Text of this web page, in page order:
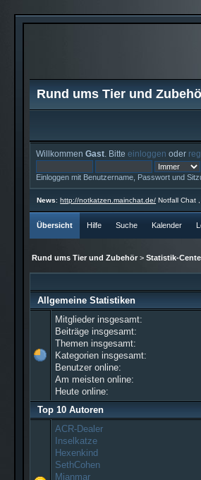
Rund ums Tier und
WillkommenGast . Bitteeinloggen oder
Einloggen mit Benutzername, Passwort und
News:http://notkatzen.mainchat.de/ Notfall Chat
Übersicht Hilfe Suche Kalender
Rund ums Tier und Zubehör >Statistik-
Allgemeine Statistiken
Mitglieder insgesamt:
Beiträge insgesamt:
Themen insgesamt:
Kategorien insgesamt:
Benutzer online:
Am meisten online:
Heute online:
Top 10 Autoren
ACR-Dealer
Inselkatze
Hexenkind
SethCohen
Mianmar